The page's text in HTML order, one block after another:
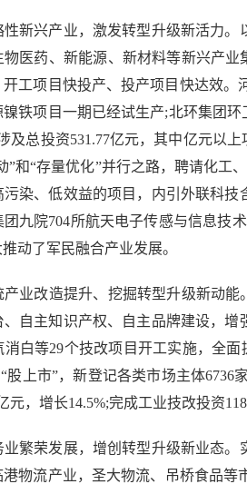
兴产业，激发转型升级新活力。
医药、新能源、新材料等新兴产
工项目快投产、投产项目快达效
铁项目一期已经试生产;北环集团
及总投资531.77亿元，其中亿元以
”和“存量优化”并行之路，聘请化工
染、低效益的项目，内引外联科
九院704所航天电子传感与信息技
动了军民融合产业发展。
改造提升、挖掘转型升级新动能
自主知识产权、自主品牌建设，
白等29个技改项目开工实施，全
股上市”，新登记各类市场主体
元，增长14.5%;完成工业技改投资118
荣发展，增创转型升级新业态。
物流产业，圣大物流、吊桥食品